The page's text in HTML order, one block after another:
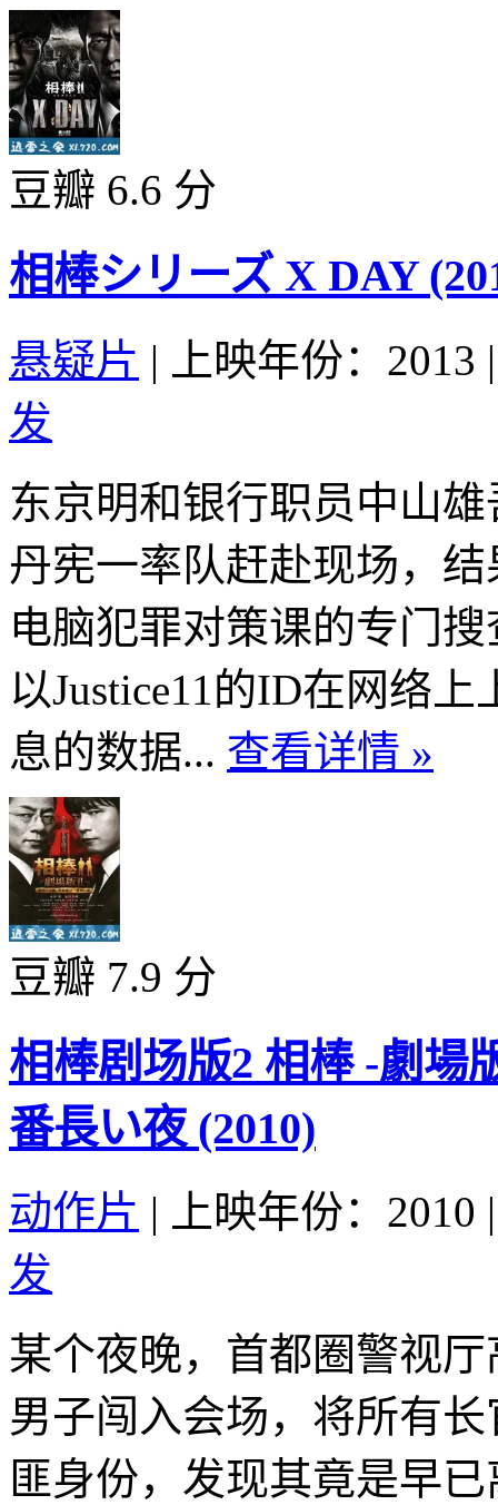
豆瓣 6.6 分
相棒シリーズ X DAY
悬疑片 | 上映年份：2013 |
发
东京明和银行职员中山
丹宪一率队赶赴现场，
电脑犯罪对策课的专门
以Justice11的ID在网络
息的数据... 查看详情 »
豆瓣 7.9 分
相棒剧场版2 相棒 -劇場
番長い夜 (2010)
动作片 | 上映年份：2010 |
发
某个夜晚，首都圈警视
男子闯入会场，将所有
匪身份，发现其竟是早